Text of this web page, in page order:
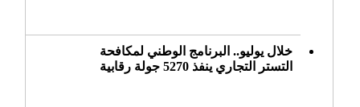
خلال يوليو.. البرنامج الوطني لمكافحة
التستر التجاري ينفذ 5270 جولة رقابية